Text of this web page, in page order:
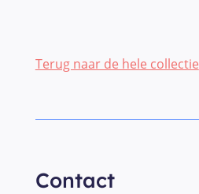
Terug naar de hele collectie
Contact